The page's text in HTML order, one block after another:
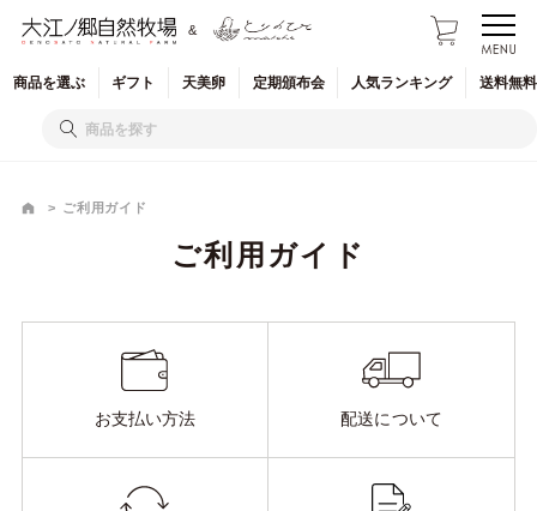
&
商品を選ぶ ギフト 天美卵 定期頒布会 人気ランキング 送料無
ご利用ガイド
ご利用ガイド
お支払い方法 配送について